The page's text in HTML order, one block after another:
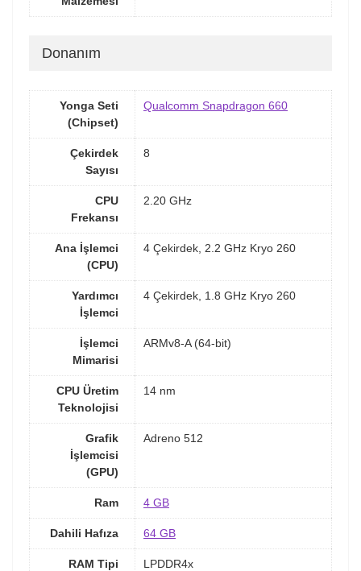
Donanım
Yonga Seti
(Chipset)
Qualcomm Snapdragon 660
Çekirdek
Sayısı
8
CPU
Frekansı
2.20 GHz
Ana İşlemci
(CPU)
4 Çekirdek, 2.2 GHz Kryo 260
Yardımcı
İşlemci
4 Çekirdek, 1.8 GHz Kryo 260
İşlemci
Mimarisi
ARMv8-A (64-bit)
CPU Üretim
Teknolojisi
14 nm
Grafik
İşlemcisi
(GPU)
Adreno 512
Ram 4 GB
Dahili Hafıza 64 GB
RAM Tipi LPDDR4x